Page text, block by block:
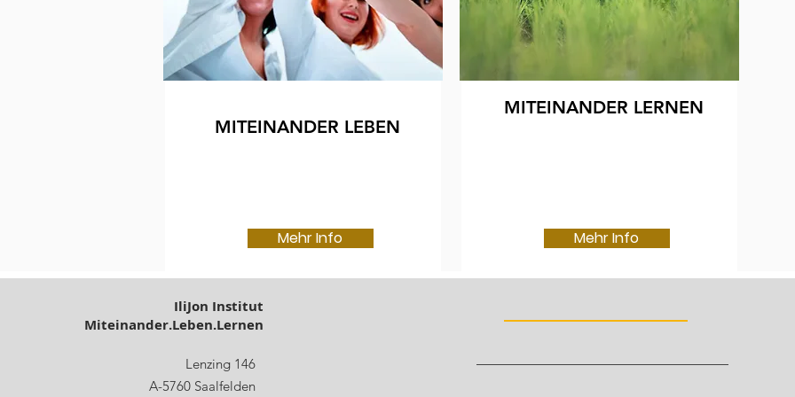
MITEINANDER LEBEN
Mehr Info
MITEINANDER LERNEN
Mehr Info
IliJon Institut
Miteinander.Leben.Lernen
Lenzing 146
A-5760 Saalfelden